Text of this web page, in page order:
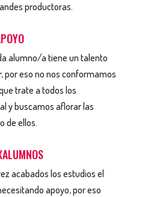
productoras.
alumno/a tiene un talento
por eso no nos conformamos
trate a todos los
y buscamos aflorar las
de ellos.
acabados los estudios el
apoyo, por eso